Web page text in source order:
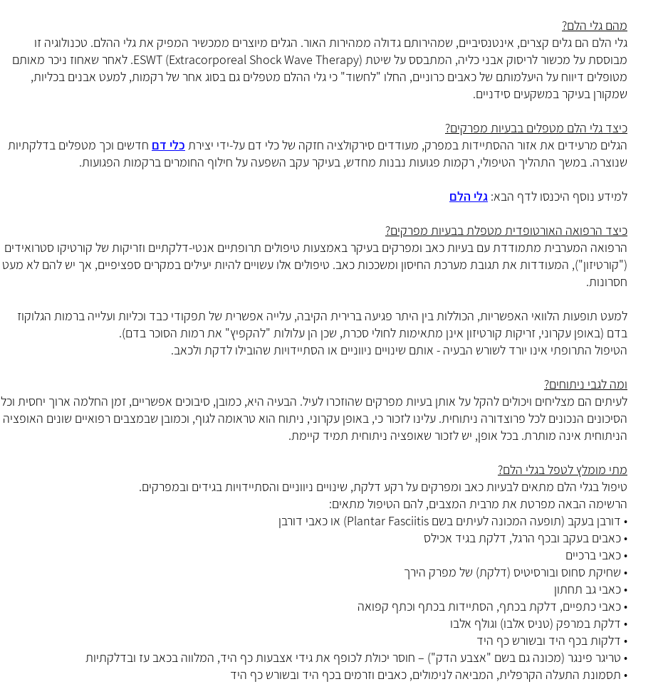
מהם גלי הלם?
גלי הלם הם גלים קצרים, אינטנסיביים, שמהירותם גדולה ממהירות האור. הגלים מיוצרים ממכשיר המפיק את גלי ההלם. טכנולוגיה זו
מבוססת על מכשור לריסוק אבני כליה, המתבסס על שיטת ESWT (Extracorporeal Shock Wave Therapy). לאחר שאחוז ניכר מאותם
מטופלים דיווח על היעלמותם של כאבים כרוניים, החלו "לחשוד" כי גלי ההלם מטפלים גם בסוג אחר של רקמות, למעט אבנים בכליות,
שמקורן בעיקר במשקעים סידניים.
כיצד גלי הלם מטפלים בבעיות מפרקים?
הגלים מרעידים את אזור ההסתיידות במפרק, מעודדים סירקולציה חזקה של כלי דם על-ידי יצירת כלי דם חדשים וכך מטפלים בדלקתיות
שנוצרה. במשך התהליך הטיפולי, רקמות פגועות נבנות מחדש, בעיקר עקב השפעה על חילוף החומרים ברקמות הפגועות.
למידע נוסף היכנסו לדף הבא: גלי הלם
כיצד הרפואה האורטופדית מטפלת בבעיות מפרקים?
הרפואה המערבית מתמודדת עם בעיות כאב ומפרקים בעיקר באמצעות טיפולים תרופתיים אנטי-דלקתיים וזריקות של קורטיקו סטרואידים
("קורטיזון"), המעודדות את תגובת מערכת החיסון ומשככות כאב. טיפולים אלו עשויים להיות יעילים במקרים ספציפיים, אך יש להם לא מעט
חסרונות.
למעט תופעות הלוואי האפשריות, הכוללות בין היתר פגיעה ברירית הקיבה, עלייה אפשרית של תפקודי כבד וכליות ועלייה ברמות הגלוקוז
בדם (באופן עקרוני, זריקות קורטיזון אינן מתאימות לחולי סכרת, שכן הן עלולות "להקפיץ" את רמות הסוכר בדם).
הטיפול התרופתי אינו יורד לשורש הבעיה - אותם שינויים ניווניים או הסתיידויות שהובילו לדקת ולכאב.
ומה לגבי ניתוחים?
לעיתים הם מצליחים ויכולים להקל על אותן בעיות מפרקים שהוזכרו לעיל. הבעיה היא, כמובן, סיבוכים אפשריים, זמן החלמה ארוך יחסית וכל
הסיכונים הנכונים לכל פרוצדורה ניתוחית. עלינו לזכור כי, באופן עקרוני, ניתוח הוא טראומה לגוף, וכמובן שבמצבים רפואיים שונים האופציה
הניתוחית אינה מותרת. בכל אופן, יש לזכור שאופציה ניתוחית תמיד קיימת.
מתי מומלץ לטפל בגלי הלם?
טיפול בגלי הלם מתאים לבעיות כאב ומפרקים על רקע דלקת, שינויים ניווניים והסתיידויות בגידים ובמפרקים.
הרשימה הבאה מפרטת את מרבית המצבים, להם הטיפול מתאים:
• דורבן בעקב (תופעה המכונה לעיתים בשם Plantar Fasciitis) או כאבי דורבן
• כאבים בעקב ובכף הרגל, דלקת בגיד אכילס
• כאבי ברכיים
• שחיקת סחוס ובורסיטיס (דלקת) של מפרק הירך
• כאבי גב תחתון
• כאבי כתפיים, דלקת בכתף, הסתיידות בכתף וכתף קפואה
• דלקת במרפק (טניס אלבו) וגולף אלבו
• דלקות בכף היד ובשורש כף היד
• טריגר פינגר (מכונה גם בשם "אצבע הדק") – חוסר יכולת לכופף את גידי אצבעות כף היד, המלווה בכאב עז ובדלקתיות
• תסמונת התעלה הקרפלית, המביאה לנימולים, כאבים וזרמים בכף היד ובשורש כף היד